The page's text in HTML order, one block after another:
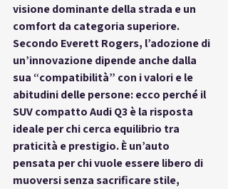
visione dominante della strada e un
comfort da categoria superiore.
Secondo Everett Rogers, l’adozione di
un’innovazione dipende anche dalla
sua “compatibilità” con i valori e le
abitudini delle persone: ecco perché il
SUV compatto Audi Q3 è la risposta
ideale per chi cerca equilibrio tra
praticità e prestigio. È un’auto
pensata per chi vuole essere libero di
muoversi senza sacrificare stile,